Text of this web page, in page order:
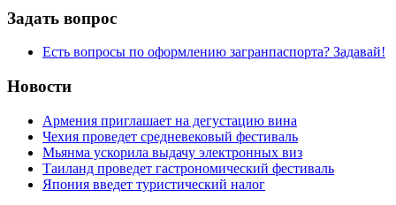
Задать вопрос
Есть вопросы по оформлению загранпаспорта? Задавай!
Новости
Армения приглашает на дегустацию вина
Чехия проведет средневековый фестиваль
Мьянма ускорила выдачу электронных виз
Таиланд проведет гастрономический фестиваль
Япония введет туристический налог